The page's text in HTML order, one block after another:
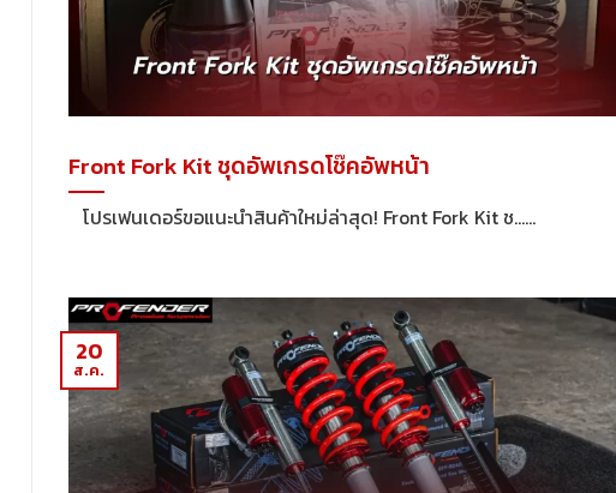
Front Fork Kit ชุดอัพเกรดโช๊คอัพหน้า
โปรเฟนเดอร์ขอแนะนำสินค้าใหม่ล่าสุด! Front Fork Kit ช......
20
ส.ค.